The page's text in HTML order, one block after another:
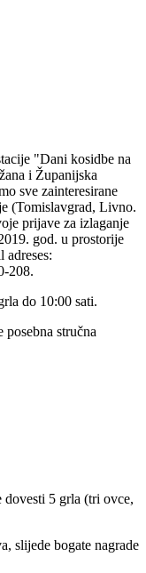
"Dani kosidbe na
i Županijska
sve zainteresirane
(Tomislavgrad, Livno.
prijave za izlaganje
god. u prostorije
208.
do 10:00 sati.
stručna
dovesti 5 grla (tri ovce,
slijede bogate nagrade